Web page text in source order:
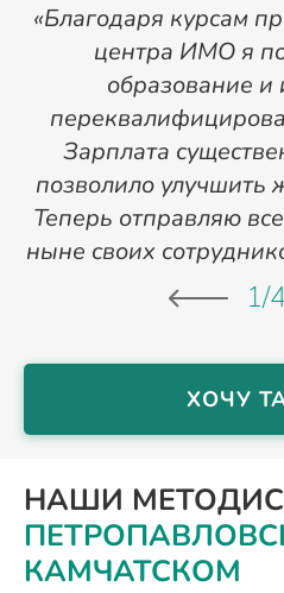
«Благодаря курсам
центра ИМО я
образование и
Зарплата
позволило улучшить
Теперь отправляю
ныне своих
1/
ХОЧУ
НАШИ
КАМЧАТСКОМ